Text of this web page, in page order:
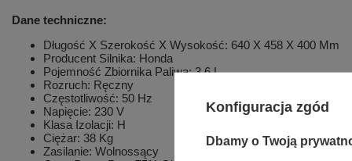
Dane techniczne:
Długość X Szerokość X Wysokość: 640 X 458 X 400 Mm
Producent Silnika: Honda
Pojemność Zbiornika Paliwa: 3,6 L
Rozruch: Ręczny
Częstotliwość: 50 Hz
Napięcie: 230 V
Klasa Izolacji: H
Ciężar: 38 Kg
Zasilanie: Wolnossący
Konfiguracja zgód
Dbamy o Twoją